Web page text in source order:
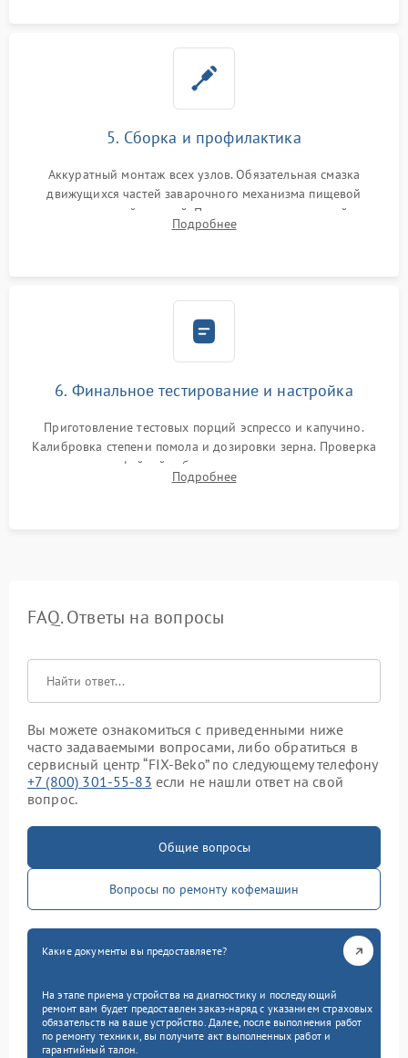
5. Сборка и профилактика
Аккуратный монтаж всех узлов. Обязательная смазка
движущихся частей заварочного механизма пищевой
силиконовой смазкой. Проведение программной
декальцинации и очистки системы от кофейных масел.
Подробнее
6. Финальное тестирование и настройка
Приготовление тестовых порций эспрессо и капучино.
Калибровка степени помола и дозировки зерна. Проверка
плотности кофейной таблетки, температуры напитка и
качества молочной пены. Контроль отсутствия посторонних
Подробнее
FAQ. Ответы на вопросы
Вы можете ознакомиться с приведенными ниже
часто задаваемыми вопросами, либо обратиться в
сервисный центр “FIX-Beko” по следующему телефону
+7 (800) 301-55-83 если не нашли ответ на свой
вопрос.
Общие вопросы
Вопросы по ремонту кофемашин
Какие документы вы предоставляете?
На этапе приема устройства на диагностику и последующий
ремонт вам будет предоставлен заказ-наряд с указанием страховых
обязательств на ваше устройство. Далее, после выполнения работ
по ремонту техники, вы получите акт выполненных работ и
гарантийный талон.